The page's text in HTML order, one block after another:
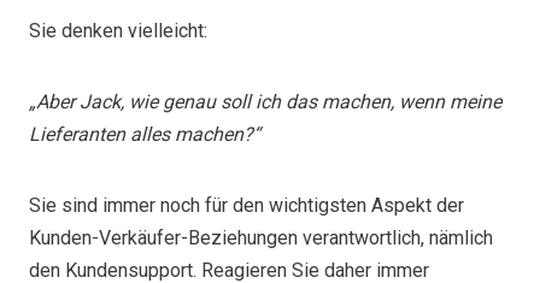
Sie denken vielleicht:
„Aber Jack, wie genau soll ich das machen, wenn meine
Lieferanten alles machen?“
Sie sind immer noch für den wichtigsten Aspekt der
Kunden-Verkäufer-Beziehungen verantwortlich, nämlich
den Kundensupport. Reagieren Sie daher immer